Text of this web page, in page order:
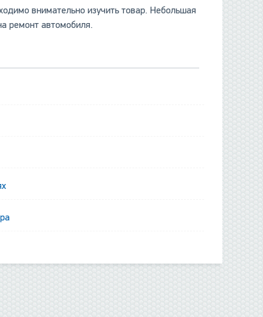
внимательно изучить товар. Небольшая
ремонт автомобиля.